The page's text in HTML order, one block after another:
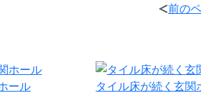
前の
ール タイル床が続く玄関